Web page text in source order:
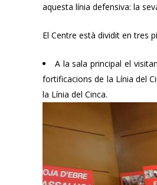
aquesta línia defensiva: la
El Centre està dividit en tres
A la sala principal el
fortificacions de la Línia del
la Línia del Cinca.